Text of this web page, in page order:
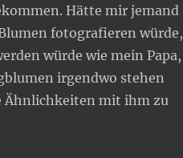
Hätte mir jemand
fotografieren würde,
würde wie mein Papa,
irgendwo stehen
Ähnlichkeiten mit ihm zu